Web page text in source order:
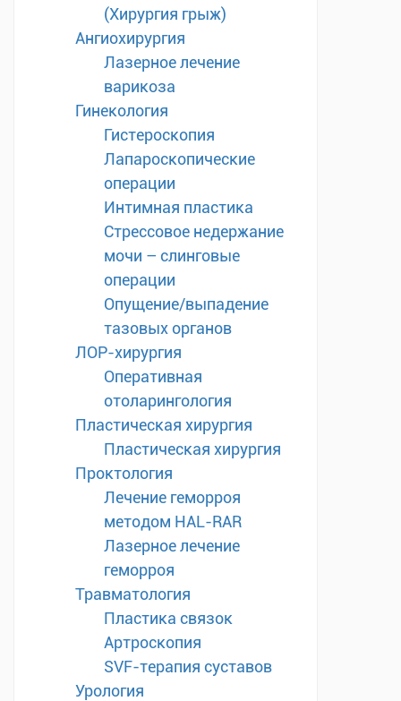
(Хирургия грыж)
Ангиохирургия
Лазерное лечение
варикоза
Гинекология
Гистероскопия
Лапароскопические
операции
Интимная пластика
Стрессовое недержание
мочи – слинговые
операции
Опущение/выпадение
тазовых органов
ЛОР-хирургия
Оперативная
отоларингология
Пластическая хирургия
Пластическая хирургия
Проктология
Лечение геморроя
методом HAL-RAR
Лазерное лечение
геморроя
Травматология
Пластика связок
Артроскопия
SVF-терапия суставов
Урология